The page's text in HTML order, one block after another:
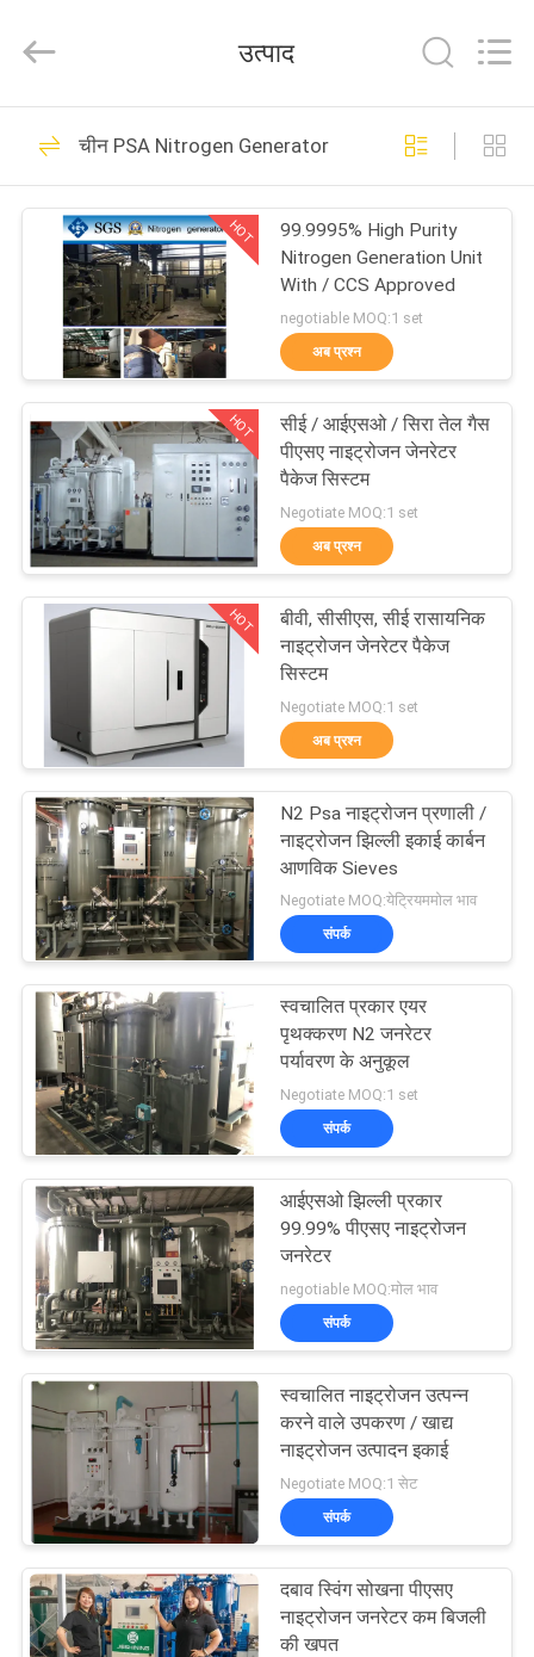
उत्पादों
कारखाना
दौरा
गुणवत्ता
नियंत्रण
संपर्क
करें
समाचार
मामले
उद्धरण
मांगें
NEWS
साइटमैप
गोपनीयता
नीति
Technology
Co.,Ltd.
Reserved.
PSA Nitrogen
Generator
175
वीएसए ऑक्सीजन जनरेटर
9
वीपीएसए ऑक्सीजन
जनरेटर
पीएसए ऑक्सीजन जनरेटर
44
दबाव ऑक्सीजन कक्ष
3
Membrane Nitrogen
Generator
74
उत्पाद
चीन PSA Nitrogen Generator
HOT
99.9995% High Purity
Nitrogen Generation Unit
With / CCS Approved
negotiable MOQ:1 set
अब प्रश्न
HOT
सीई / आईएसओ / सिरा तेल गैस
पीएसए नाइट्रोजन जेनरेटर
पैकेज सिस्टम
Negotiate MOQ:1 set
अब प्रश्न
HOT
बीवी, सीसीएस, सीई रासायनिक
नाइट्रोजन जेनरेटर पैकेज
सिस्टम
Negotiate MOQ:1 set
अब प्रश्न
N2 Psa नाइट्रोजन प्रणाली /
नाइट्रोजन झिल्ली इकाई कार्बन
आणविक Sieves
Negotiate MOQ:येट्रियममोल भाव
संपर्क
स्वचालित प्रकार एयर
पृथक्करण N2 जनरेटर
पर्यावरण के अनुकूल
Negotiate MOQ:1 set
संपर्क
आईएसओ झिल्ली प्रकार
99.99% पीएसए नाइट्रोजन
जनरेटर
negotiable MOQ:मोल भाव
संपर्क
स्वचालित नाइट्रोजन उत्पन्न
करने वाले उपकरण / खाद्य
नाइट्रोजन उत्पादन इकाई
Negotiate MOQ:1 सेट
संपर्क
दबाव स्विंग सोखना पीएसए
नाइट्रोजन जनरेटर कम बिजली
की खपत